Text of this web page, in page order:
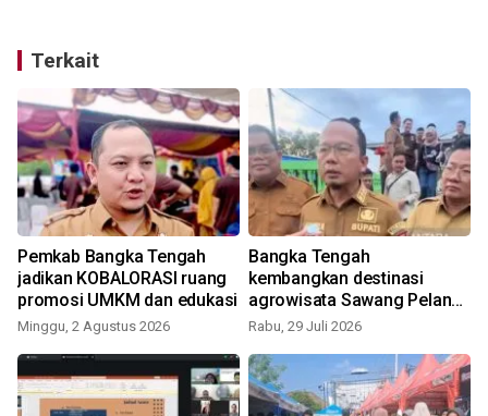
Terkait
Pemkab Bangka Tengah
jadikan KOBALORASI ruang
promosi UMKM dan edukasi
Minggu, 2 Agustus 2026
Bangka Tengah
kembangkan destinasi
agrowisata Sawang Pelangi
Namang
Rabu, 29 Juli 2026